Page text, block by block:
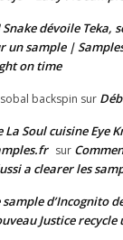
Snake dévoile Teka,
un sample |
on time
backspin sur
La Soul cuisine Eye
sur
a clearer les
sample d’Incognito
Justice